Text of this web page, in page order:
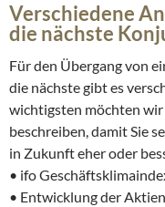
Verschiedene
die nächste
Für den Übergang von
die nächste gibt es
wichtigsten möchten
beschreiben, damit Sie
in Zukunft eher oder
• ifo
• Entwicklung der